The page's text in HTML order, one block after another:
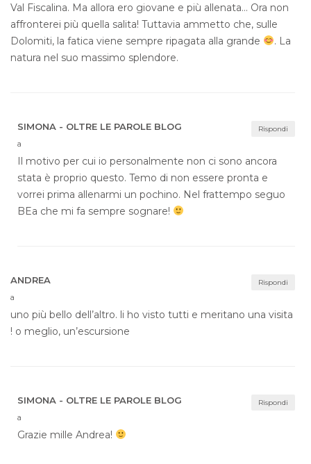
Val Fiscalina. Ma allora ero giovane e più allenata… Ora non
affronterei più quella salita! Tuttavia ammetto che, sulle
Dolomiti, la fatica viene sempre ripagata alla grande
. La
natura nel suo massimo splendore.
Rispondi
SIMONA - OLTRE LE PAROLE BLOG
a
Il motivo per cui io personalmente non ci sono ancora
stata è proprio questo. Temo di non essere pronta e
vorrei prima allenarmi un pochino. Nel frattempo seguo
BEa che mi fa sempre sognare!
Rispondi
ANDREA
a
uno più bello dell’altro. li ho visto tutti e meritano una visita
! o meglio, un’escursione
Rispondi
SIMONA - OLTRE LE PAROLE BLOG
a
Grazie mille Andrea!